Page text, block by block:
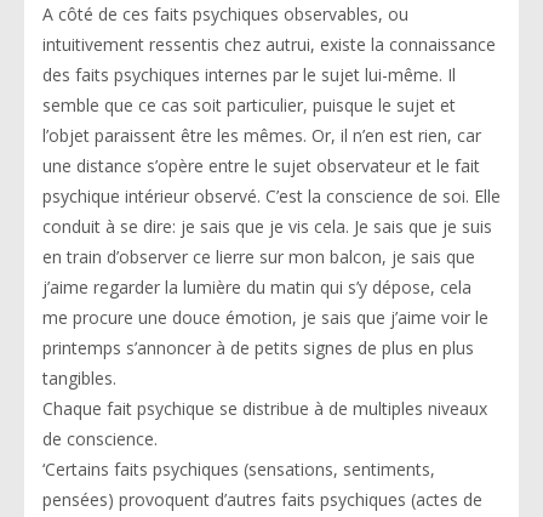
A côté de ces faits psychiques observables, ou
intuitivement ressentis chez autrui, existe la connaissance
des faits psychiques internes par le sujet lui-même. Il
semble que ce cas soit particulier, puisque le sujet et
l’objet paraissent être les mêmes. Or, il n’en est rien, car
une distance s’opère entre le sujet observateur et le fait
psychique intérieur observé. C’est la conscience de soi. Elle
conduit à se dire: je sais que je vis cela. Je sais que je suis
en train d’observer ce lierre sur mon balcon, je sais que
j’aime regarder la lumière du matin qui s’y dépose, cela
me procure une douce émotion, je sais que j’aime voir le
printemps s’annoncer à de petits signes de plus en plus
tangibles.
Chaque fait psychique se distribue à de multiples niveaux
de conscience.
‘Certains faits psychiques (sensations, sentiments,
pensées) provoquent d’autres faits psychiques (actes de